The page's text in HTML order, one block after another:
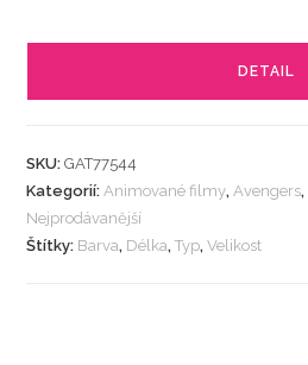
DETAIL
SKU:GAT77544
Kategorií:Animované filmy,Avengers,
Nejprodávanější
Štítky: Barva, Délka,Typ,Velikost